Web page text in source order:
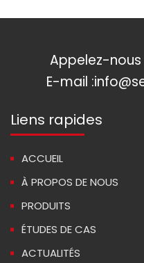
Appelez-nous
E-mail :
Liens rapides
ACCUEIL
À PROPOS DE NOUS
PRODUITS
ÉTUDES DE CAS
ACTUALITÉS